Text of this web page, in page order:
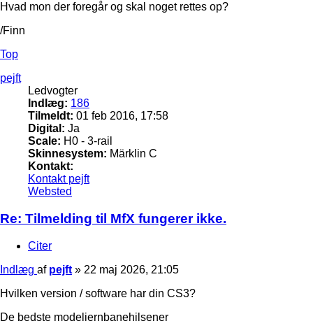
Hvad mon der foregår og skal noget rettes op?
/Finn
Top
pejft
Ledvogter
Indlæg: 186
Tilmeldt: 01 feb 2016, 17:58
Digital: Ja
Scale: H0 - 3-rail
Skinnesystem: Märklin C
Kontakt:
Kontakt pejft
Websted
Re: Tilmelding til MfX fungerer ikke.
Citer
Indlæg af pejft » 22 maj 2026, 21:05
Hvilken version / software har din CS3?
De bedste modeljernbanehilsener